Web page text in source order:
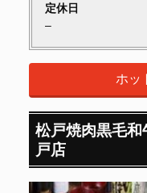
定休日
–
ホッ
松戸焼肉黒毛
戸店